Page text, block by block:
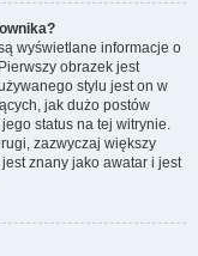
wyświetlane informacje o
obrazek jest
stylu jest on w
jak dużo postów
status na tej witrynie.
zazwyczaj większy
znany jako awatar i jest